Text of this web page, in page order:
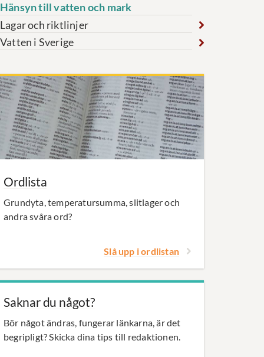
Hänsyn till vatten och mark
Lagar och riktlinjer
Vatten i Sverige
Ordlista
Grundyta, temperatursumma, slitlager och
andra svåra ord?
Slå upp i ordlistan
Saknar du något?
Bör något ändras, fungerar länkarna, är det
begripligt? Skicka dina tips till redaktionen.